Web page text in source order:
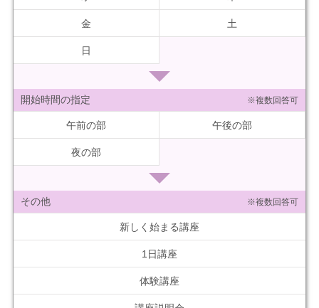
金 土
日
開始時間の指定 ※複数回答可
午前の部 午後の部
夜の部
その他 ※複数回答可
新しく始まる講座
1日講座
体験講座